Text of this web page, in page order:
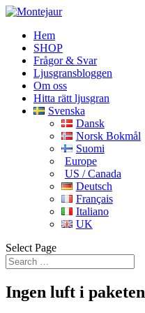
Hem
SHOP
Frågor & Svar
Ljusgransbloggen
Om oss
Hitta rätt ljusgran
Svenska
Dansk
Norsk Bokmål
Suomi
Europe
US / Canada
Deutsch
Français
Italiano
UK
Select Page
Ingen luft i paketen